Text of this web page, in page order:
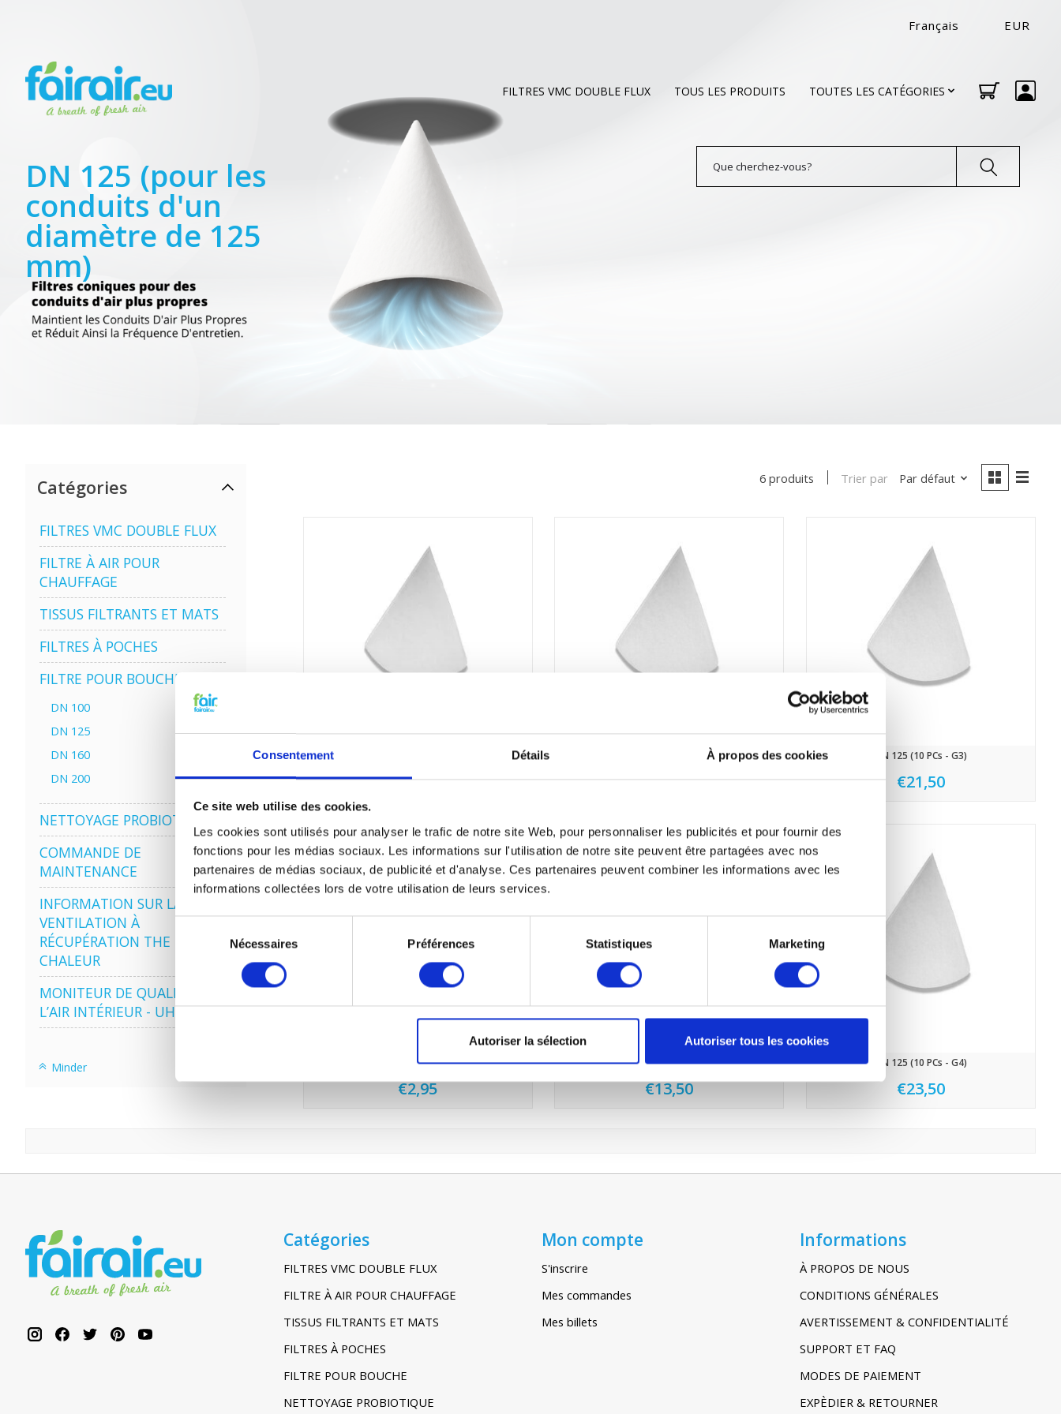
Consentement Détails À propos des cookies
Ce site web utilise des cookies.
Les cookies sont utilisés pour analyser le trafic de notre site Web, pour personnaliser les publicités et pour fournir des
fonctions pour les médias sociaux. Les informations sur l'utilisation de notre site peuvent être partagées avec nos
partenaires de médias sociaux, de publicité et d'analyse. Ces partenaires peuvent combiner les informations avec les
informations collectées lors de votre utilisation de leurs services.
consentement
Nécessaires Préférences Statistiques Marketing
Autoriser la sélection Autoriser tous les cookies
Français EUR
FILTRES VMC DOUBLE FLUX TOUS LES PRODUITS TOUTES LES CATÉGORIES
DN 125 (pour les
conduits d'un
diamètre de 125
mm)
Catégories
FILTRES VMC DOUBLE FLUX
FILTRE À AIR POUR
CHAUFFAGE
TISSUS FILTRANTS ET MATS
FILTRES À POCHES
FILTRE POUR BOUCHE
DN 100
DN 125
DN 160
DN 200
NETTOYAGE PROBIOTIQUE
COMMANDE DE
MAINTENANCE
INFORMATION SUR LA
VENTILATION À
RÉCUPÉRATION THE
CHALEUR
MONITEUR DE QUALITÉ DE
L’AIR INTÉRIEUR - UHOO
Minder
6 produits Trier par Par défaut
€2,75
DN 125 (5 PCs - G3)
€12,50
DN 125 (10 PCs - G3)
€21,50
DN 125 (1 PCs - G4)
€2,95
DN 125 (5 PCs - G4)
€13,50
DN 125 (10 PCs - G4)
€23,50
Catégories
FILTRES VMC DOUBLE FLUX
FILTRE À AIR POUR CHAUFFAGE
TISSUS FILTRANTS ET MATS
FILTRES À POCHES
FILTRE POUR BOUCHE
NETTOYAGE PROBIOTIQUE
Mon compte
S'inscrire
Mes commandes
Mes billets
Informations
À PROPOS DE NOUS
CONDITIONS GÉNÉRALES
AVERTISSEMENT & CONFIDENTIALITÉ
SUPPORT ET FAQ
MODES DE PAIEMENT
EXPÈDIER & RETOURNER